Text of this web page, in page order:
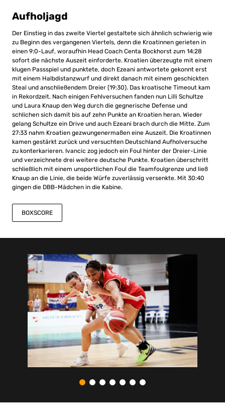
Aufholjagd
Der Einstieg in das zweite Viertel gestaltete sich ähnlich schwierig wie
zu Beginn des vergangenen Viertels, denn die Kroatinnen gerieten in
einen 9:0-Lauf, woraufhin Head Coach Centa Bockhorst zum 14:28
sofort die nächste Auszeit einforderte. Kroatien überzeugte mit einem
klugen Passspiel und punktete, doch Ezeani antwortete gekonnt erst
mit einem Halbdistanzwurf und direkt danach mit einem geschickten
Steal und anschließendem Dreier (19:30). Das kroatische Timeout kam
in Rekordzeit. Nach einigen Fehlversuchen fanden nun Lilli Schultze
und Laura Knaup den Weg durch die gegnerische Defense und
schlichen sich damit bis auf zehn Punkte an Kroatien heran. Wieder
gelang Schultze ein Drive und auch Ezeani brach durch die Mitte. Zum
27:33 nahm Kroatien gezwungenermaßen eine Auszeit. Die Kroatinnen
kamen gestärkt zurück und versuchten Deutschland Aufholversuche
zu konterkarieren. Ivancic zog jedoch ein Foul hinter der Dreier-Linie
und verzeichnete drei weitere deutsche Punkte. Kroatien überschritt
schließlich mit einem unsportlichen Foul die Teamfoulgrenze und ließ
Knaup an die Linie, die beide Würfe zuverlässig versenkte. Mit 30:40
gingen die DBB-Mädchen in die Kabine.
BOXSCORE